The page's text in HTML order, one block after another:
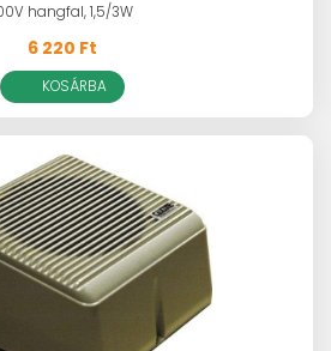
hangfal, 1,5/3W
6 220 Ft
KOSÁRBA